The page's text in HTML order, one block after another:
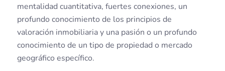
mentalidad cuantitativa, fuertes conexiones, un
profundo conocimiento de los principios de
valoración inmobiliaria y una pasión o un profundo
conocimiento de un tipo de propiedad o mercado
geográfico específico.